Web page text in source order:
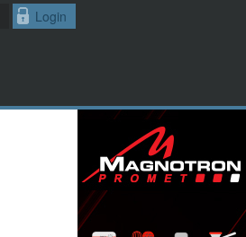
Login